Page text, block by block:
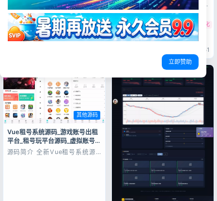
Windows11轻松设置 V1.12 正式
版下载 功能完整更新
在Windows11使用的时候，有
些同学想要卸载应用商店的一些
内置应用，有的想要禁用自带的
非常方便的功能。 1.禁用
Win1...
Win11设置工具 Win11精简优化 Win11一键设置
这个是宝塔面板的一键优化脚
本，主要优化了以下内容： 1.
去除宝塔面板强制绑定账号（仅
7.7版本） 2.去除各种删除操作
时的计算题与延时等待 3.去除
创建网站自动创建的垃圾文件
宝塔面板去除强制绑定 宝塔运维优化
51
其他源码
Vue租号系统源码_游戏账号出租
平台_租号玩平台源码_虚拟账号出
租系统
源码简介 全新Vue租号系统源
立即赞助